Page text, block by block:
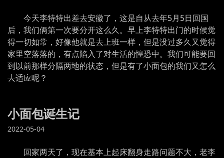
第
一
课”
今天李特特出差去安徽了，这是自从去年5月5日回国
后，我们俩第一次要分开这么久。早上李特特出门的时候觉
得一切如常，好像他就是去上班一样，但是没过多久又觉得
家里空落落的，有点陷入了对生活的惶恐中。我们可能要回
到以前那样分隔两地的状态，但是有了小面包的我们又怎么
去适应呢？
小面包诞生记
2022-05-04
回家两天了，现在基本上起床翻身走路问题不大，老李